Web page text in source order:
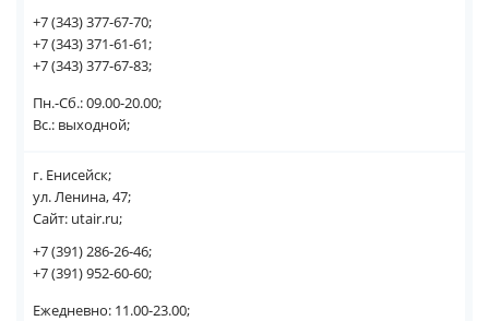
+7 (343) 377-67-70;
+7 (343) 371-61-61;
+7 (343) 377-67-83;
Пн.-Сб.: 09.00-20.00;
Вс.: выходной;
г. Енисейск;
ул. Ленина, 47;
Сайт: utair.ru;
+7 (391) 286-26-46;
+7 (391) 952-60-60;
Ежедневно: 11.00-23.00;